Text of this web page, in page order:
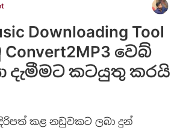
Downloading Tool
වෙබ්
දැමීමට කටයුතු කරයි
කළ නඩුවකට ලබා දුන්